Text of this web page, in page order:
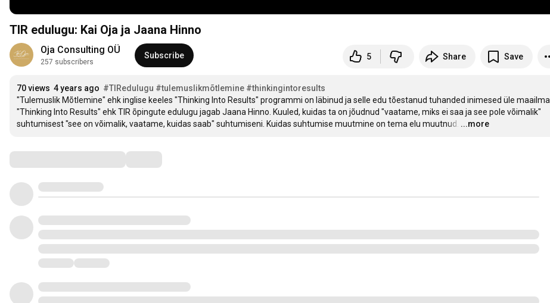
TIR edulugu: Kai Oja ja Jaana Hinno
Oja Consulting OÜ
257 subscribers
Subscribe 5 Share Save
70 views 4 years ago #TIRedulugu #tulemuslikmõtlemine #thinkingintoresults
"Tulemuslik Mõtlemine" ehk inglise keeles "Thinking Into Results" programmi on läbinud ja selle edu tõestanud tuhanded inimesed üle maailma.
"Thinking Into Results" ehk TIR õpingute edulugu jagab Jaana Hinno. Kuuled, kuidas ta on jõudnud "vaatame, miks ei saa ja see pole võimalik"
suhtumisest "see on võimalik, vaatame, kuidas saab" suhtumiseni. Kuidas suhtumise muutmine on tema elu muutnud. …
...more